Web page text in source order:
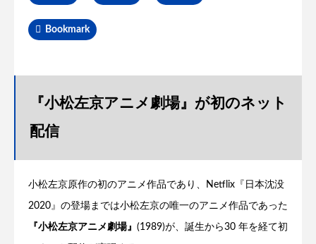
Bookmark
『小松左京アニメ劇場』が初のネット
配信
小松左京原作の初のアニメ作品であり、Netflix『日本沈没
2020』の登場までは小松左京の唯一のアニメ作品であった
『小松左京アニメ劇場』 (1989)が、誕生から30 年を経て初